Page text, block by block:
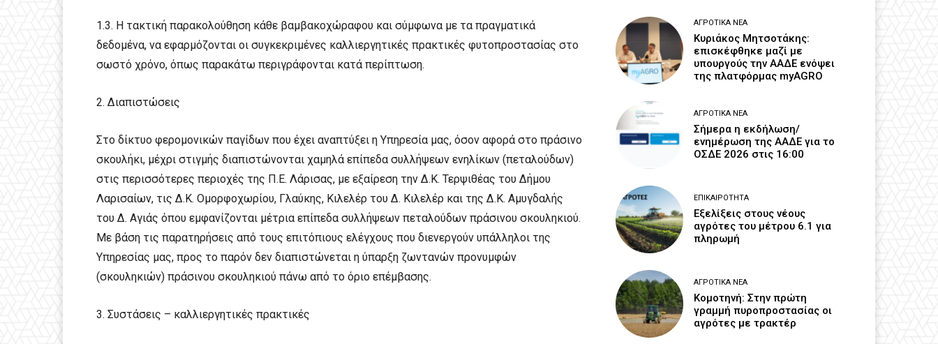
1.3. Η τακτική παρακολούθηση κάθε βαμβακοχώραφου και σύμφωνα με τα πραγματικά
δεδομένα, να εφαρμόζονται οι συγκεκριμένες καλλιεργητικές πρακτικές φυτοπροστασίας στο
σωστό χρόνο, όπως παρακάτω περιγράφονται κατά περίπτωση.
2. Διαπιστώσεις
Στο δίκτυο φερομονικών παγίδων που έχει αναπτύξει η Υπηρεσία μας, όσον αφορά στο πράσινο
σκουλήκι, μέχρι στιγμής διαπιστώνονται χαμηλά επίπεδα συλλήψεων ενηλίκων (πεταλούδων)
στις περισσότερες περιοχές της Π.Ε. Λάρισας, με εξαίρεση την Δ.Κ. Τερψιθέας του Δήμου
Λαρισαίων, τις Δ.Κ. Ομορφοχωρίου, Γλαύκης, Κιλελέρ του Δ. Κιλελέρ και της Δ.Κ. Αμυγδαλής
του Δ. Αγιάς όπου εμφανίζονται μέτρια επίπεδα συλλήψεων πεταλούδων πράσινου σκουληκιού.
Με βάση τις παρατηρήσεις από τους επιτόπιους ελέγχους που διενεργούν υπάλληλοι της
Υπηρεσίας μας, προς το παρόν δεν διαπιστώνεται η ύπαρξη ζωντανών προνυμφών
(σκουληκιών) πράσινου σκουληκιού πάνω από το όριο επέμβασης.
3. Συστάσεις – καλλιεργητικές πρακτικές
ΑΓΡΟΤΙΚΆ ΝΈΑ
Κυριάκος Μητσοτάκης:
επισκέφθηκε μαζί με
υπουργούς την ΑΑΔΕ ενόψει
της πλατφόρμας myAGRO
ΑΓΡΟΤΙΚΆ ΝΈΑ
Σήμερα η εκδήλωση/
ενημέρωση της ΑΑΔΕ για το
ΟΣΔΕ 2026 στις 16:00
ΕΠΙΚΑΙΡΌΤΗΤΑ
Εξελίξεις στους νέους
αγρότες του μέτρου 6.1 για
πληρωμή
ΑΓΡΟΤΙΚΆ ΝΈΑ
Κομοτηνή: Στην πρώτη
γραμμή πυροπροστασίας οι
αγρότες με τρακτέρ